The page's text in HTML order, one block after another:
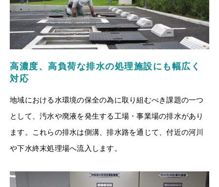
高濃度、高負荷な排水の処理施設にも幅広く
対応
地域における水環境の保全の為に取り組むべき課題の一つ
として、汚水や廃液を発生する工場・事業場の排水があり
ます。これらの排水は側溝、排水路を通じて、付近の河川
や下水終末処理場へ流入します。